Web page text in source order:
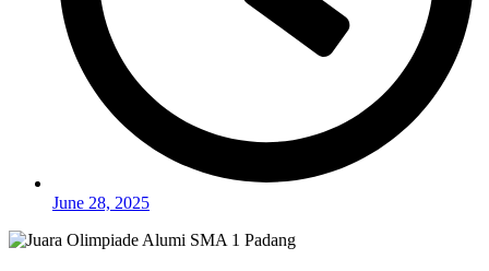
June 28, 2025